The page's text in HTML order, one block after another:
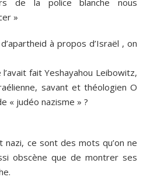
»
à propos d’Israël , on
fait Yeshayahou Leibowitz,
savant et théologien O
« judéo nazisme » ?
ce sont des mots qu’on ne
obscène que de montrer ses